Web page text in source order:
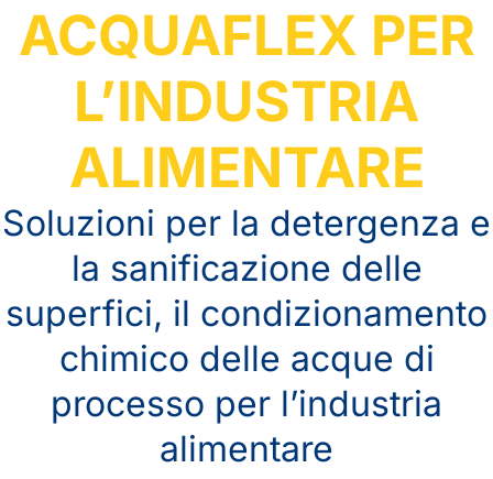
ACQUAFLEX PER
L’INDUSTRIA
ALIMENTARE
Soluzioni per la detergenza e
la sanificazione delle
superfici, il condizionamento
chimico delle acque di
processo per l’industria
alimentare